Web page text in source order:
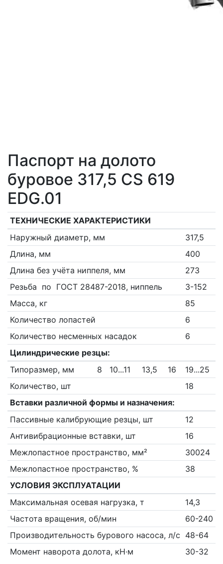
Паспорт на долото
буровое 317,5 CS 619
EDG.01
ТЕХНИЧЕСКИЕ ХАРАКТЕРИСТИКИ
Наружный диаметр, мм
317,5
Длина, мм
400
Длина без учёта ниппеля, мм
273
Резьба по ГОСТ 28487-2018, ниппель
3-152
Масса, кг
85
Количество лопастей
6
Количество несменных насадок
6
Цилиндрические резцы:
Типоразмер, мм
8 10...11 13,5 16
19...25
Количество, шт
18
Вставки различной формы и назначения:
Пассивные калибрующие резцы, шт
12
Антивибрационные вставки, шт
16
Межлопастное пространство, мм²
30024
Межлопастное пространство, %
38
УСЛОВИЯ ЭКСПЛУАТАЦИИ
Максимальная осевая нагрузка, т
14,3
Частота вращения, об/мин
60-240
Производительность бурового насоса, л/с 48-64
Момент наворота долота, кН·м
30-32